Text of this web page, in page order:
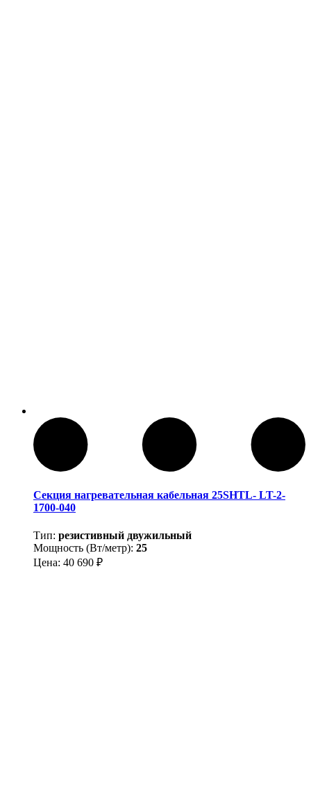
Секция нагревательная кабельная 25SHTL- LT-2-
1700-040
Тип: резистивный двужильный
Мощность (Вт/метр): 25
Цена: 40 690 ₽